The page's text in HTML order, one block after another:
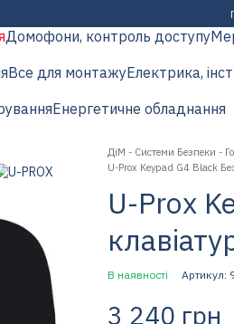
Домофони, контроль доступу
Все для монтажуЕлектрика,
Енергетичне обладнання
ДіМ - Системи Безпеки -
U-Prox Keypad G4 Black
U-Prox
В наявності Артикул:
3 240 грн